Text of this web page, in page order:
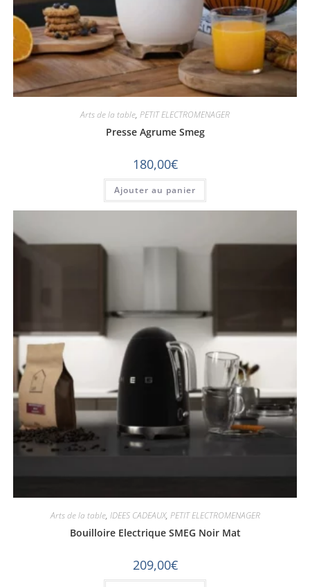
Arts de la table, PETIT ELECTROMENAGER
Presse Agrume Smeg
180,00€
Ajouter au panier
Arts de la table, IDEES CADEAUX, PETIT ELECTROMENAGER
Bouilloire Electrique SMEG Noir Mat
209,00€